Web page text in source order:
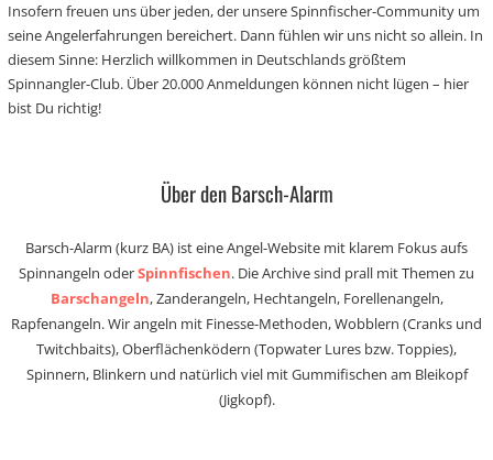
Insofern freuen uns über jeden, der unsere Spinnfischer-Community um
seine Angelerfahrungen bereichert. Dann fühlen wir uns nicht so allein. In
diesem Sinne: Herzlich willkommen in Deutschlands größtem
Spinnangler-Club. Über 20.000 Anmeldungen können nicht lügen – hier
bist Du richtig!
Über den Barsch-Alarm
Barsch-Alarm (kurz BA) ist eine Angel-Website mit klarem Fokus aufs
Spinnangeln oderSpinnfischen. Die Archive sind prall mit Themen zu
Barschangeln, Zanderangeln, Hechtangeln, Forellenangeln,
Rapfenangeln. Wir angeln mit Finesse-Methoden, Wobblern (Cranks und
Twitchbaits), Oberflächenködern (Topwater Lures bzw. Toppies),
Spinnern, Blinkern und natürlich viel mit Gummifischen am Bleikopf
(Jigkopf).